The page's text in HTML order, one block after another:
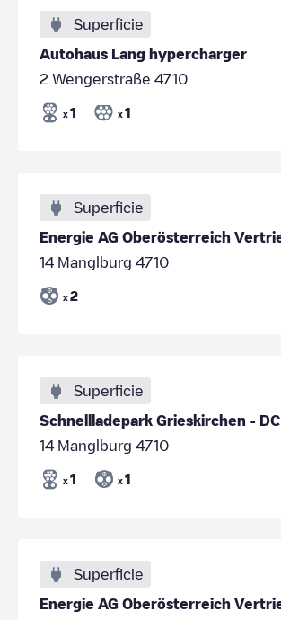
Superficie
Autohaus Lang hypercharger
2 Wengerstraße 4710
x 1 x 1
Superficie
14 Manglburg 4710
x 2
Superficie
Schnellladepark Grieskirchen - DC
14 Manglburg 4710
x 1 x 1
Superficie